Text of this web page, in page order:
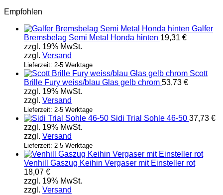
Empfohlen
Galfer
Bremsbelag Semi Metal Honda hinten 19,31 €
zzgl. 19% MwSt.
zzgl. Versand
Lieferzeit: 2-5 Werktage
Scott
Brille Fury weiss/blau Glas gelb chrom 53,73 €
zzgl. 19% MwSt.
zzgl. Versand
Lieferzeit: 2-5 Werktage
Sidi Trial Sohle 46-50 37,73 €
zzgl. 19% MwSt.
zzgl. Versand
Lieferzeit: 2-5 Werktage
Venhill Gaszug Keihin Vergaser mit Einsteller rot
18,07 €
zzgl. 19% MwSt.
zzgl. Versand